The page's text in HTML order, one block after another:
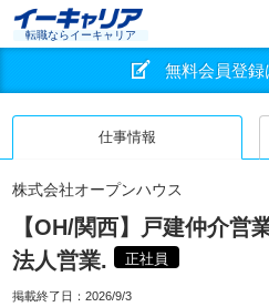
転職ならイーキャリア
無料会員登録
仕事情報
株式会社オープンハウス
【OH/関西】戸建仲介営
法人営業.
正社員
掲載終了日： 2026/9/3